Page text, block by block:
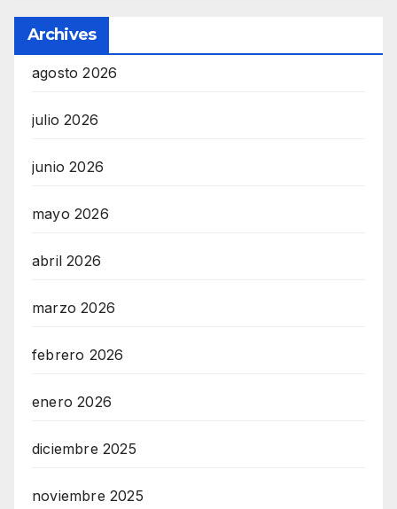
Archives
agosto 2026
julio 2026
junio 2026
mayo 2026
abril 2026
marzo 2026
febrero 2026
enero 2026
diciembre 2025
noviembre 2025